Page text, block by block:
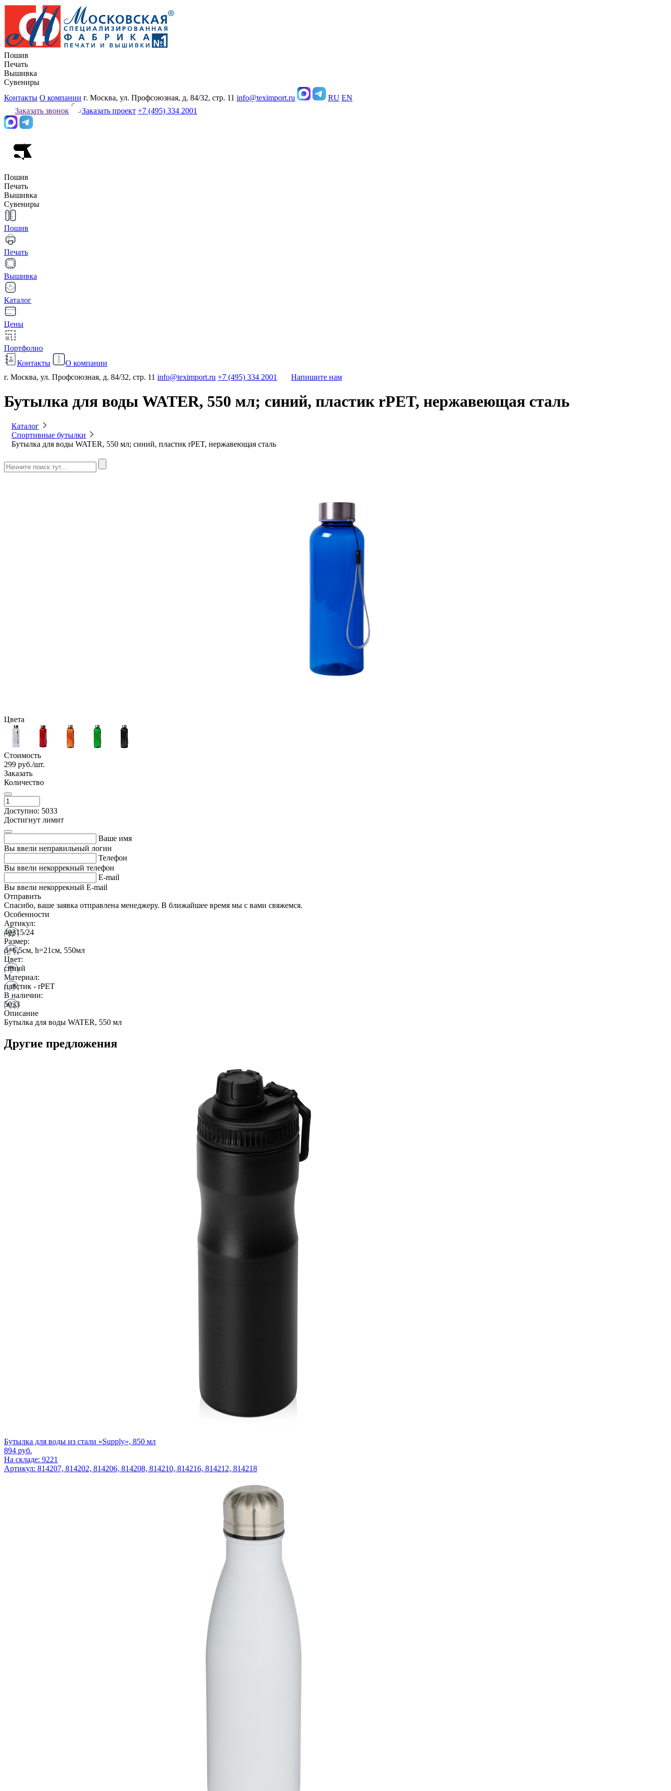
Пошив
Печать
Вышивка
Сувениры
Контакты О компании г. Москва, ул. Профсоюзная, д. 84/32, стр. 11 info@teximport.ru RU EN
Заказать звонок
Заказать проект +7 (495) 334 2001
Пошив
Печать
Вышивка
Сувениры
Пошив
Печать
Вышивка
Каталог
Цены
Портфолио
Контакты
О компании
г. Москва, ул. Профсоюзная, д. 84/32, стр. 11 info@teximport.ru +7 (495) 334 2001 Напишите нам
Бутылка для воды WATER, 550 мл; синий, пластик rPET, нержавеющая сталь
Каталог
Спортивные бутылки
Бутылка для воды WATER, 550 мл; синий, пластик rPET, нержавеющая сталь
Цвета
Стоимость
299 руб./шт.
Заказать
Количество
Доступно: 5033
Достигнут лимит
Ваше имя
Вы ввели неправильный логин
Телефон
Вы ввели некоррекный телефон
E-mail
Вы ввели некоррекный E-mail
Отправить
Спасибо, ваше заявка отправлена менеджеру. В ближайшее время мы с вами свяжемся.
Особенности
Артикул:
40315/24
Размер:
d=6,5см, h=21см, 550мл
Цвет:
синий
Материал:
пластик - rPET
В наличии:
5033
Описание
Бутылка для воды WATER, 550 мл
Другие предложения
Бутылка для воды из стали «Supply», 850 мл
894 руб.
На складе: 9221
Артикул: 814207, 814202, 814206, 814208, 814210, 814216, 814212, 814218